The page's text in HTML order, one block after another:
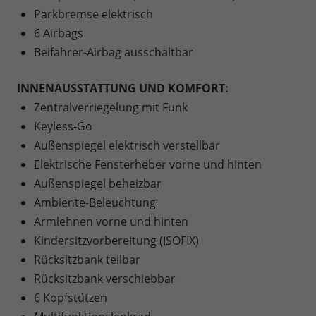
Parkbremse elektrisch
6 Airbags
Beifahrer-Airbag ausschaltbar
INNENAUSSTATTUNG UND KOMFORT:
Zentralverriegelung mit Funk
Keyless-Go
Außenspiegel elektrisch verstellbar
Elektrische Fensterheber vorne und hinten
Außenspiegel beheizbar
Ambiente-Beleuchtung
Armlehnen vorne und hinten
Kindersitzvorbereitung (ISOFIX)
Rücksitzbank teilbar
Rücksitzbank verschiebbar
6 Kopfstützen